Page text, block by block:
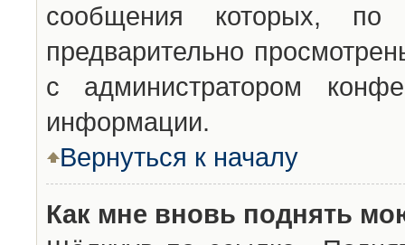
сообщения которых,
предварительно
с администратором
информации.
Вернуться к началу
Как мне вновь поднять